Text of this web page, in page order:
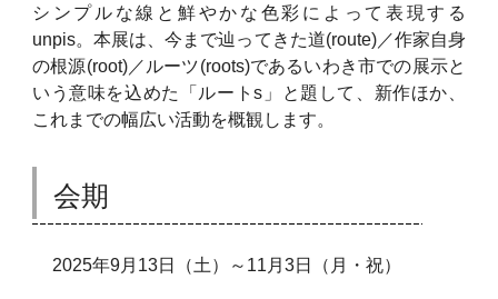
シンプルな線と鮮やかな色彩によって表現する
unpis。本展は、今まで辿ってきた道(route)／作家自身
の根源(root)／ルーツ(roots)であるいわき市での展示と
いう意味を込めた「ルートs」と題して、新作ほか、
これまでの幅広い活動を概観します。
会期
2025年9月13日（土）～11月3日（月・祝）